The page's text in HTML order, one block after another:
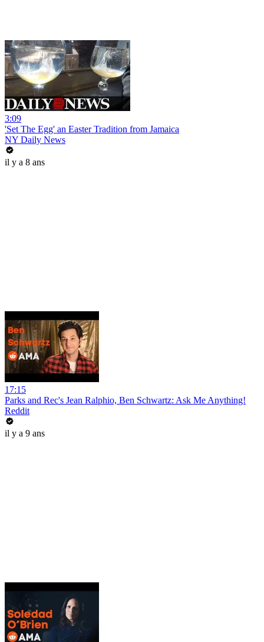
3:09
'Set The Egg' an Easter Tradition from Jamaica
NY Daily News
il y a 8 ans
17:15
Parks and Rec's Jean Ralphio, Ben Schwartz: Ask Me Anything!
Reddit
il y a 9 ans